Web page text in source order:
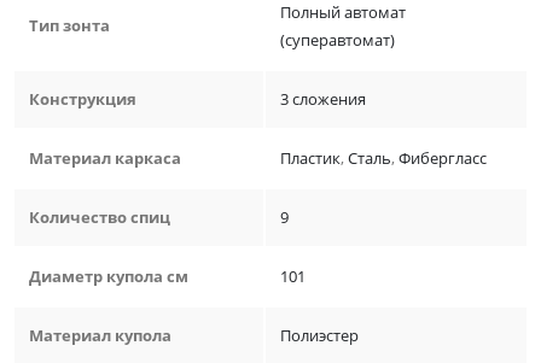
Тип зонта
Полный автомат
(суперавтомат)
Конструкция 3 сложения
Материал каркаса Пластик,Сталь,Фибергласс
Количество спиц 9
Диаметр купола см 101
Материал купола Полиэстер